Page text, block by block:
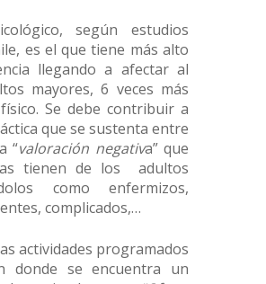
según estudios
es el que tiene más alto
llegando a afectar al
mayores, 6 veces más
Se debe contribuir a
que se sustenta entre
“valoración negativa” que
tienen de los adultos
como enfermizos,
complicados,…
actividades programados
donde se encuentra un